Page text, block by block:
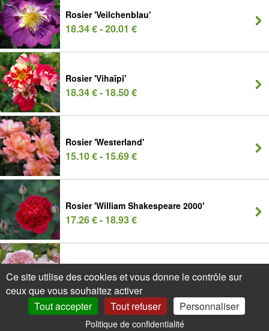
Rosier 'Veilchenblau'
18.34 € - 20.01 €
Rosier 'Vihaïpi'
18.34 € - 18.50 €
Rosier 'Westerland'
15.10 € - 15.69 €
Rosier 'William Shakespeare 2000'
17.26 € - 18.93 €
20.50 € - 22.19 €
Promos
Ce site utilise des cookies et vous donne le contrôle sur
ceux que vous souhaitez activer
Tout accepter
Tout refuser Personnaliser
Politique de confidentialité